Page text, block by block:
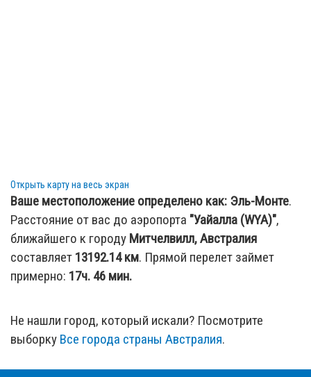
Открыть карту на весь экран
Ваше местоположение определено как: Эль-Монте.
Расстояние от вас до аэропорта "Уайалла (WYA)",
ближайшего к городу Митчелвилл, Австралия
составляет 13192.14км. Прямой перелет займет
примерно: 17ч. 46 мин.
Не нашли город, который искали? Посмотрите
выборку Все города страны Австралия.